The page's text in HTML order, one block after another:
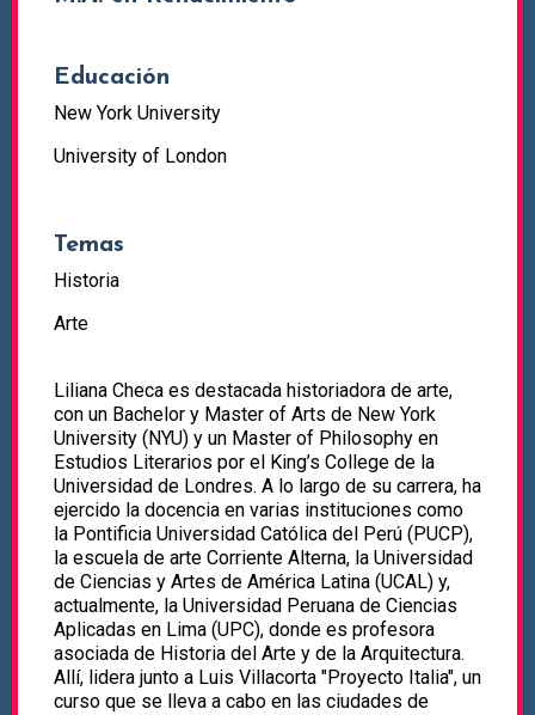
Educación
New York University
University of London
Temas
Historia
Arte
Liliana Checa es destacada historiadora de arte,
con un Bachelor y Master of Arts de New York
University (NYU) y un Master of Philosophy en
Estudios Literarios por el King’s College de la
Universidad de Londres. A lo largo de su carrera, ha
ejercido la docencia en varias instituciones como
la Pontificia Universidad Católica del Perú (PUCP),
la escuela de arte Corriente Alterna, la Universidad
de Ciencias y Artes de América Latina (UCAL) y,
actualmente, la Universidad Peruana de Ciencias
Aplicadas en Lima (UPC), donde es profesora
asociada de Historia del Arte y de la Arquitectura.
Allí, lidera junto a Luis Villacorta "Proyecto Italia", un
curso que se lleva a cabo en las ciudades de